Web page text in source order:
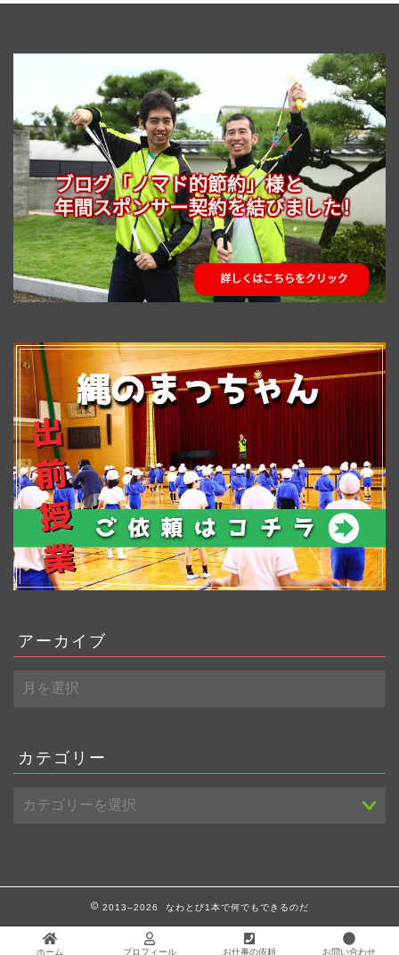
アーカイブ
ー
ブ
カテゴリー
2013–2026 なわとび1本で何でもできるのだ
ホーム プロフィール お仕事の依頼 お問い合わせ